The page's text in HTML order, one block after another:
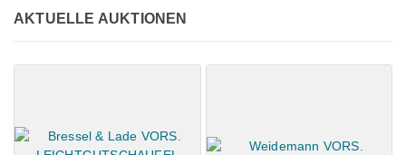
AKTUELLE AUKTIONEN